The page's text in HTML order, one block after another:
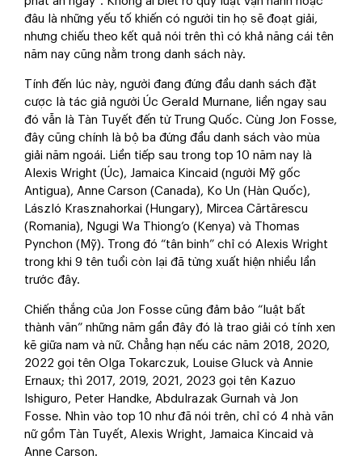
đâu là những yếu tố khiến có người tin họ sẽ đoạt giải,
nhưng chiếu theo kết quả nói trên thì có khả năng cái tên
năm nay cũng nằm trong danh sách này.
Tính đến lúc này, người đang đứng đầu danh sách đặt
cược là tác giả người Úc Gerald Murnane, liền ngay sau
đó vẫn là Tàn Tuyết đến từ Trung Quốc. Cùng Jon Fosse,
đây cũng chính là bộ ba đứng đầu danh sách vào mùa
giải năm ngoái. Liền tiếp sau trong top 10 năm nay là
Alexis Wright (Úc), Jamaica Kincaid (người Mỹ gốc
Antigua), Anne Carson (Canada), Ko Un (Hàn Quốc),
László Krasznahorkai (Hungary), Mircea Cărtărescu
(Romania), Ngugi Wa Thiong’o (Kenya) và Thomas
Pynchon (Mỹ). Trong đó “tân binh” chỉ có Alexis Wright
trong khi 9 tên tuổi còn lại đã từng xuất hiện nhiều lần
trước đây.
Chiến thắng của Jon Fosse cũng đảm bảo “luật bất
thành văn” những năm gần đây đó là trao giải có tính xen
kẽ giữa nam và nữ. Chẳng hạn nếu các năm 2018, 2020,
2022 gọi tên Olga Tokarczuk, Louise Gluck và Annie
Ernaux; thì 2017, 2019, 2021, 2023 gọi tên Kazuo
Ishiguro, Peter Handke, Abdulrazak Gurnah và Jon
Fosse. Nhìn vào top 10 như đã nói trên, chỉ có 4 nhà văn
nữ gồm Tàn Tuyết, Alexis Wright, Jamaica Kincaid và
Anne Carson.